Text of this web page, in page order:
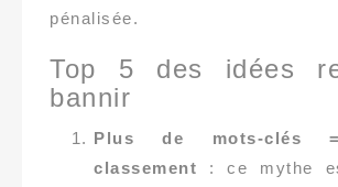
pénalisée.
Top 5 des idées
bannir
Plus de mots-clés
classement : ce mythe